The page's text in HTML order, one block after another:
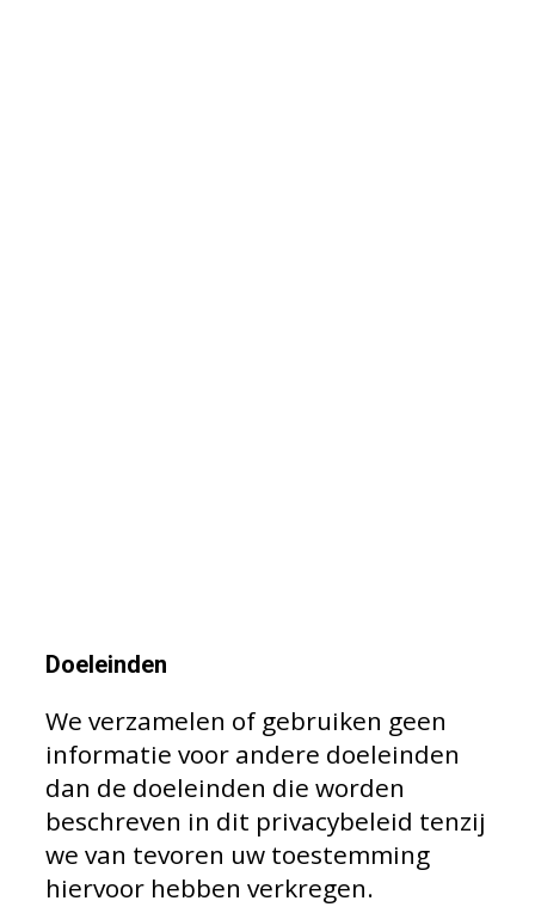
Doeleinden
We verzamelen of gebruiken geen
informatie voor andere doeleinden
dan de doeleinden die worden
beschreven in dit privacybeleid tenzij
we van tevoren uw toestemming
hiervoor hebben verkregen.